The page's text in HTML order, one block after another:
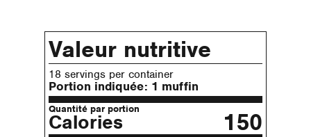
Valeur nutritive
18 servings per container
Portion indiquée: 1 muffin
Quantité par portion
Calories 150